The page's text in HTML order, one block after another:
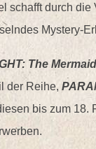
schafft durch
Mystery-
The
der Reihe,
bis zum 18.